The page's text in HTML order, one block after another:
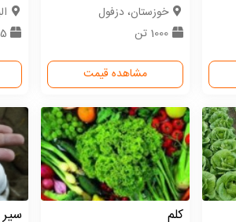
خوزستان، دزفول
1000 تن
مشاهده قیمت
5 تن
کلم سیر